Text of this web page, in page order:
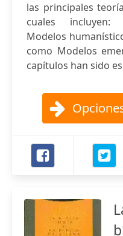
las principales
cuales incluyen:
Modelos
como Modelos
capítulos han sido